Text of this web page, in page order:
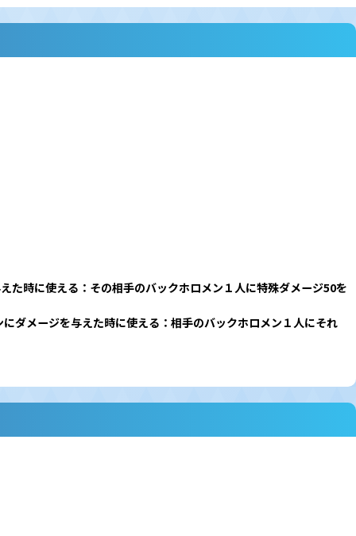
時に使える：その相手のバックホロメン１人に特殊ダメージ50を
ダメージを与えた時に使える：相手のバックホロメン１人にそれ